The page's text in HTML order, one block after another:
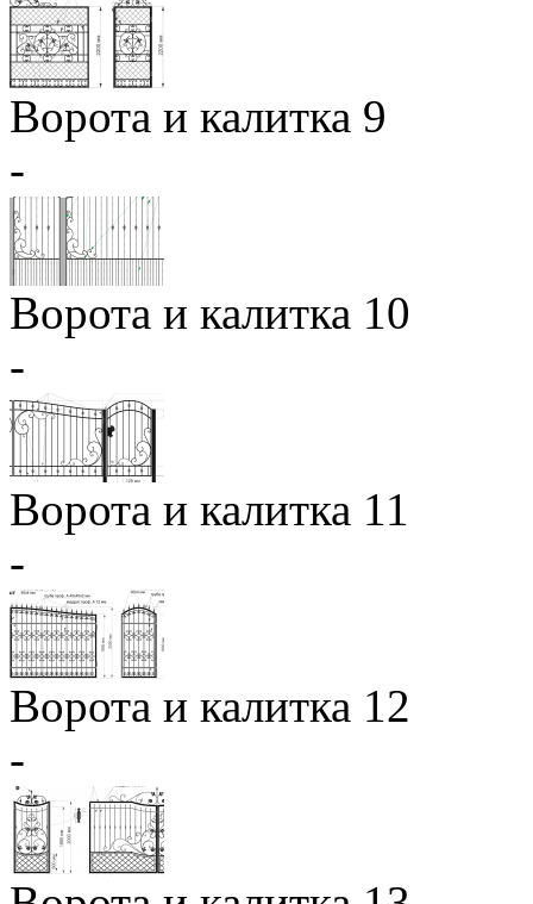
Ворота и калитка 9
-
Ворота и калитка 10
-
Ворота и калитка 11
-
Ворота и калитка 12
-